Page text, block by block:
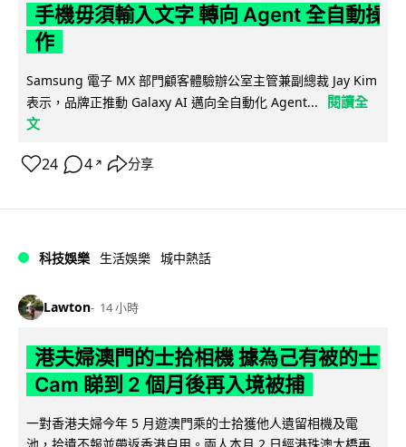
手機毋須輸入文字 轉向 Agent 全自動操
作
Samsung 電子 MX 部門顧客體驗辦公室主管兼副總裁 Jay Kim
表示，品牌正推動 Galaxy AI 邁向全自動化 Agent...
閱讀全
文
24 4 ↗ 分享
科技娛樂 生活娛樂 城中熱話
Lawton 14 小時
港夫婦澳門的士拾相機 據為己有被的士
Cam 睇到 2 個月後再入境被捕
一對香港夫婦今年 5 月遊澳門乘的士拾獲他人遺留相機及電